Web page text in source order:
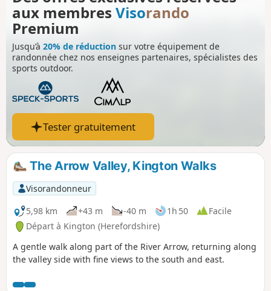
aux membres Visorando
Premium
Jusqu’à 20% de réduction sur votre équipement de
randonnée chez nos enseignes partenaires, spécialistes des
sports outdoor.
Tester gratuitement
The Arrow Valley, Kington Walks
Visorandonneur
5,98 km
+43 m -40 m 1h 50
Facile
Départ à Kington (Herefordshire)
A gentle walk along part of the River Arrow, returning along
the valley side with fine views to the south and east.